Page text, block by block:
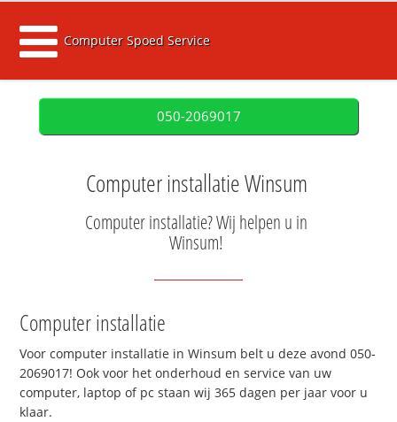
Computer Spoed Service
050-2069017
Computer installatie Winsum
Computer installatie? Wij helpen u in
Winsum!
Computer installatie
Voor computer installatie in Winsum belt u deze avond 050-
2069017! Ook voor het onderhoud en service van uw
computer, laptop of pc staan wij 365 dagen per jaar voor u
klaar.